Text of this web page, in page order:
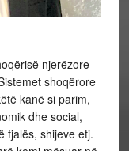
njerëzore
shoqërore
kanë si parim,
dhe social,
fjalës, shijeve etj.